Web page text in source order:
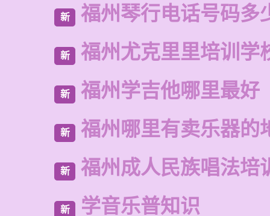
新 福州琴行电话号码多
新 福州尤克里里培训学
新 福州学吉他哪里最好
新 福州哪里有卖乐器的
新 福州成人民族唱法培
新 学音乐普知识